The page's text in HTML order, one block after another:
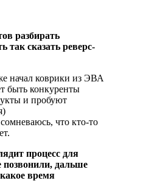
разбирать
так сказать реверс-
начал коврики из ЭВА
быть конкуренты
и пробуют
что кто-то
процесс для
позвонили, дальше
время